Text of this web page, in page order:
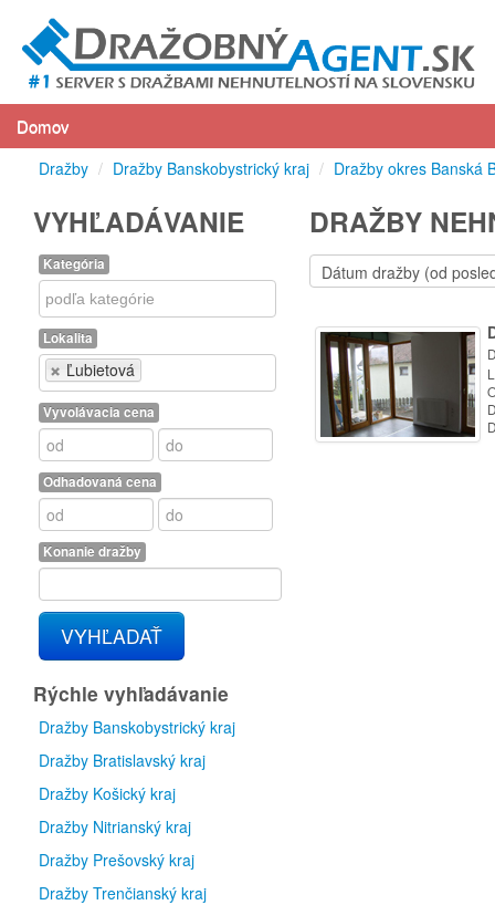
Domov
Dražby / Dražby Banskobystrický kraj / Dražby okres Banská
VYHĽADÁVANIE
Kategória
Kategória
Lokalita
Ľubietová
Lokalita
Vyvolávacia cena
Odhadovaná cena
Konanie dražby
VYHĽADAŤ
Rýchle vyhľadávanie
Dražby Banskobystrický kraj
Dražby Bratislavský kraj
Dražby Košický kraj
Dražby Nitrianský kraj
Dražby Prešovský kraj
Dražby Trenčianský kraj
DRAŽBY